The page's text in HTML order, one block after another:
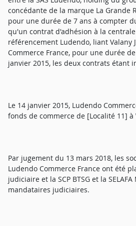
concédante de la marque La Grande
pour une durée de 7 ans à compter
qu'un contrat d'adhésion à la
référencement Ludendo, liant Valany
Commerce France, pour une durée
janvier 2015, les deux contrats étant
Le 14 janvier 2015, Ludendo
fonds de commerce de [Localité 11] à
Par jugement du 13 mars 2018, les
Ludendo Commerce France ont été
judiciaire et la SCP BTSG et la
mandataires judiciaires.